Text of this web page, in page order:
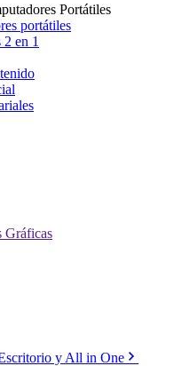
Portátiles
portátiles
en 1
Gráficas
y All in One